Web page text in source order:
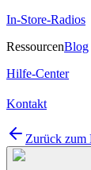
In-Store-Radios
RessourcenBlog
Hilfe-Center
Kontakt
Zurück zum